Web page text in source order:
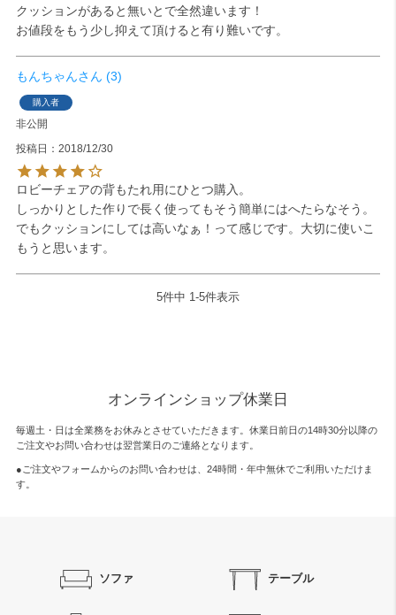
クッションがあると無いとで全然違います！
お値段をもう少し抑えて頂けると有り難いです。
もんちゃん 3
購入者
非公開
投稿日
2018/12/30
ロビーチェアの背もたれ用にひとつ購入。
しっかりとした作りで長く使ってもそう簡単にはへたらなそう。
でもクッションにしては高いなぁ！って感じです。大切に使いこ
もうと思います。
5件中 1-5件表示
オンラインショップ休業日
毎週土・日は全業務をお休みとさせていただきます。休業日前日の14時30分以降の
ご注文やお問い合わせは翌営業日のご連絡となります。
●ご注文やフォームからのお問い合わせは、 24時間・年中無休でご利用いただけま
す。
ソファ テーブル